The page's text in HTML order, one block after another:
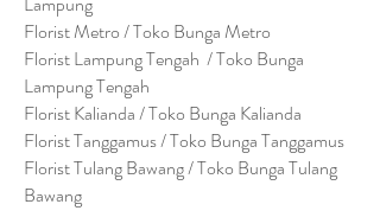
Florist Metro / Toko Bunga Metro
Florist Lampung Tengah / Toko Bunga
Lampung Tengah
Florist Kalianda / Toko Bunga Kalianda
Florist Tanggamus / Toko Bunga Tanggamus
Florist Tulang Bawang / Toko Bunga Tulang
Bawang